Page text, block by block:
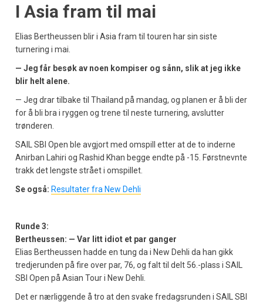
I Asia fram til mai
Elias Bertheussen blir i Asia fram til touren har sin siste
turnering i mai.
— Jeg får besøk av noen kompiser og sånn, slik at jeg ikke
blir helt alene.
— Jeg drar tilbake til Thailand på mandag, og planen er å bli der
for å bli bra i ryggen og trene til neste turnering, avslutter
trønderen.
SAIL SBI Open ble avgjort med omspill etter at de to inderne
Anirban Lahiri og Rashid Khan begge endte på -15. Førstnevnte
trakk det lengste strået i omspillet.
Se også: Resultater fra New Dehli
Runde 3:
Bertheussen: — Var litt idiot et par ganger
Elias Bertheussen hadde en tung da i New Dehli da han gikk
tredjerunden på fire over par, 76, og falt til delt 56.-plass i SAIL
SBI Open på Asian Tour i New Dehli.
Det er nærliggende å tro at den svake fredagsrunden i SAIL SBI